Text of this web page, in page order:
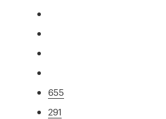
655
291